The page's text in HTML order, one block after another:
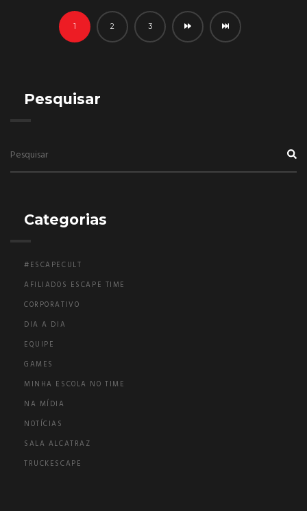
1 2 3
Pesquisar
Categorias
#ESCAPECULT
AFILIADOS ESCAPE TIME
CORPORATIVO
DIA A DIA
EQUIPE
GAMES
MINHA ESCOLA NO TIME
NA MÍDIA
NOTÍCIAS
SALA ALCATRAZ
TRUCKESCAPE